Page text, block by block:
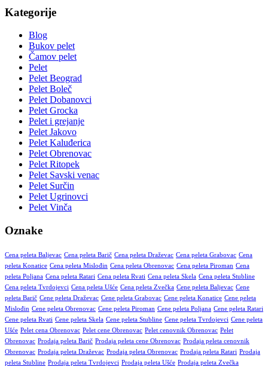
Kategorije
Blog
Bukov pelet
Čamov pelet
Pelet
Pelet Beograd
Pelet Boleč
Pelet Dobanovci
Pelet Grocka
Pelet i grejanje
Pelet Jakovo
Pelet Kaluđerica
Pelet Obrenovac
Pelet Ritopek
Pelet Savski venac
Pelet Surčin
Pelet Ugrinovci
Pelet Vinča
Oznake
Cena peleta Baljevac Cena peleta Barič Cena peleta Draževac Cena peleta Grabovac Cena
peleta Konatice Cena peleta Mislođin Cena peleta Obrenovac Cena peleta Piroman Cena
peleta Poljana Cena peleta Ratari Cena peleta Rvati Cena peleta Skela Cena peleta Stubline
Cena peleta Tvrdojevci Cena peleta Ušće Cena peleta Zvečka Cene peleta Baljevac Cene
peleta Barič Cene peleta Draževac Cene peleta Grabovac Cene peleta Konatice Cene peleta
Mislođin Cene peleta Obrenovac Cene peleta Piroman Cene peleta Poljana Cene peleta Ratari
Cene peleta Rvati Cene peleta Skela Cene peleta Stubline Cene peleta Tvrdojevci Cene peleta
Ušće Pelet cena Obrenovac Pelet cene Obrenovac Pelet cenovnik Obrenovac Pelet
Obrenovac Prodaja peleta Barič Prodaja peleta cene Obrenovac Prodaja peleta cenovnik
Obrenovac Prodaja peleta Draževac Prodaja peleta Obrenovac Prodaja peleta Ratari Prodaja
peleta Stubline Prodaja peleta Tvrdojevci Prodaja peleta Ušće Prodaja peleta Zvečka